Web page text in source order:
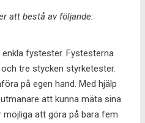
att bestå av följande:
fystester. Fystesterna
tre stycken styrketester.
på egen hand. Med hjälp
att kunna mäta sina
att göra på bara fem